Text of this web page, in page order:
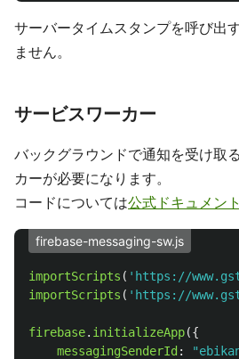
サーバータイムスタンプを呼び出
ません。
サービスワーカー
バックグラウンドで通知を受け取
カーが必要になります。
コードについては公式ドキュメント
firebase-messaging-sw.js
importScripts ( ' https://
importScripts ( ' https://
firebase. initializeApp({
messagingSenderId : "